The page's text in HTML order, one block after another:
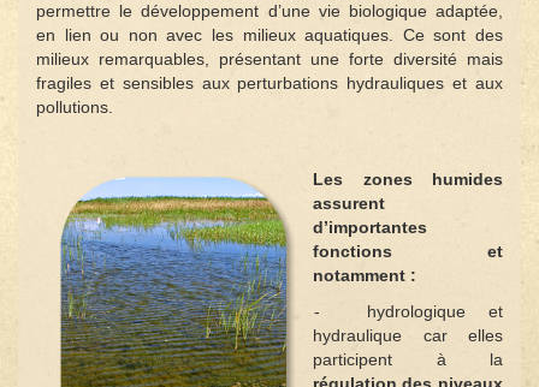
permettre le développement d’une vie biologique adaptée,
en lien ou non avec les milieux aquatiques. Ce sont des
milieux remarquables, présentant une forte diversité mais
fragiles et sensibles aux perturbations hydrauliques et aux
pollutions.
Les zones humides
assurent
d’importantes
fonctions et
notamment :
- hydrologique et
hydraulique car elles
participent à la